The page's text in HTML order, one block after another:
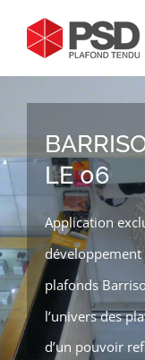
contenu
LE 06
Application
plafonds
l’univers des
d’un pouvoir